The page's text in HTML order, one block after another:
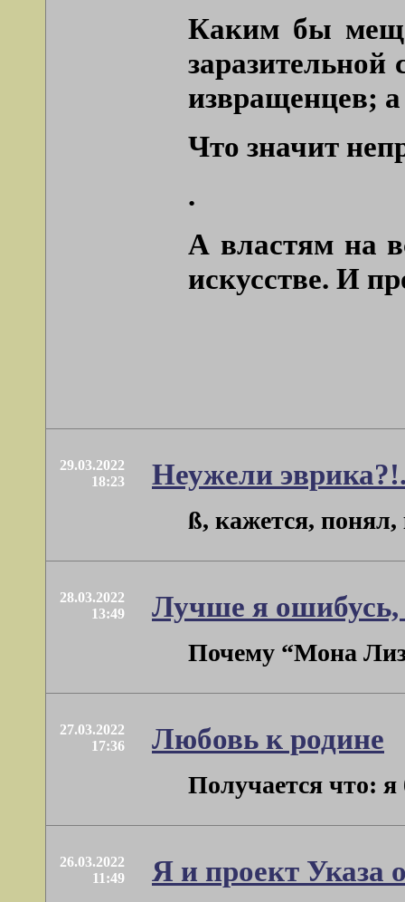
Каким бы
извращенцев;
Что значит
.
А властям на
искусстве. И
29.03.2022
18:23
Неужели
ß, кажется,
28.03.2022
13:49
Лучше я ошибусь,
Почему “Мона
27.03.2022
17:36
Любовь к родине
Получается что:
26.03.2022
11:49
Я и проект Указа